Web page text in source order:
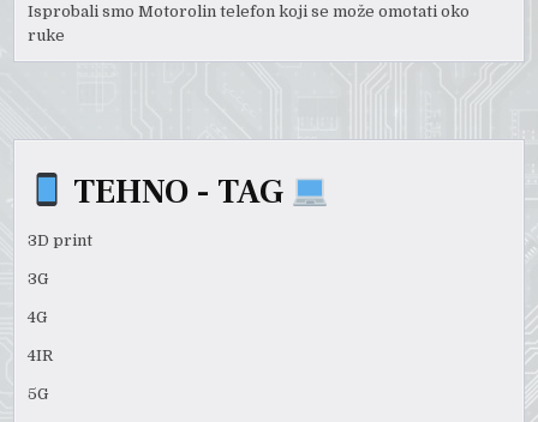
Isprobali smo Motorolin telefon koji se može omotati oko
ruke
TEHNO - TAG
3D print
3G
4G
4IR
5G